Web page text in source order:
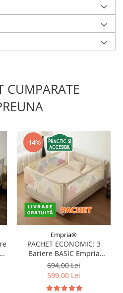
CUMPARATE
-14%
Empria®
PACHET ECONOMIC: 3
Bariere BASIC Empria
protectie pat 160X200 cm +
bara stabilizatoare
694,00 Lei
599,00 Lei